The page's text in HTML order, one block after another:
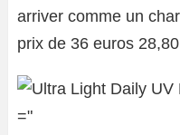
arriver comme un
prix de 36 euros